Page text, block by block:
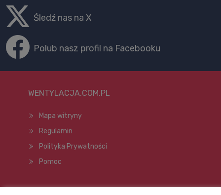
Śledź nas na X
Polub nasz profil na Facebooku
WENTYLACJA.COM.PL
Mapa witryny
Regulamin
Polityka Prywatności
Pomoc